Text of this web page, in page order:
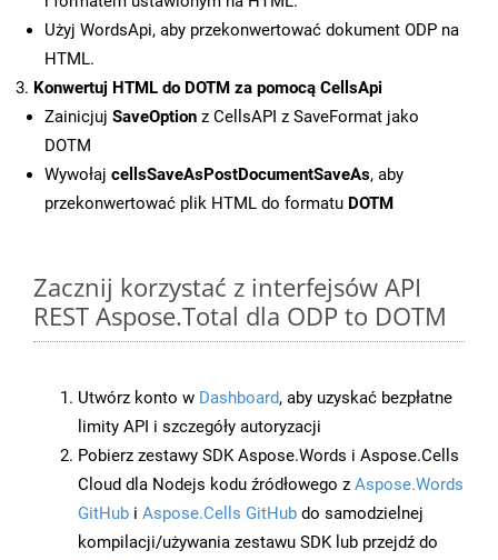
Użyj WordsApi, aby przekonwertować dokument ODP na
HTML.
Konwertuj HTML do DOTM za pomocą CellsApi
Zainicjuj SaveOption z CellsAPI z SaveFormat jako
DOTM
Wywołaj cellsSaveAsPostDocumentSaveAs, aby
przekonwertować plik HTML do formatu DOTM
Zacznij korzystać z interfejsów API
REST Aspose.Total dla ODP to DOTM
Utwórz konto w Dashboard, aby uzyskać bezpłatne
limity API i szczegóły autoryzacji
Pobierz zestawy SDK Aspose.Words i Aspose.Cells
Cloud dla Nodejs kodu źródłowego z Aspose.Words
GitHub i Aspose.Cells GitHub do samodzielnej
kompilacji/używania zestawu SDK lub przejdź do